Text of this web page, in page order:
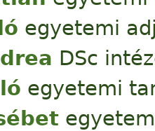
egyetemi
DSc
egyetemi